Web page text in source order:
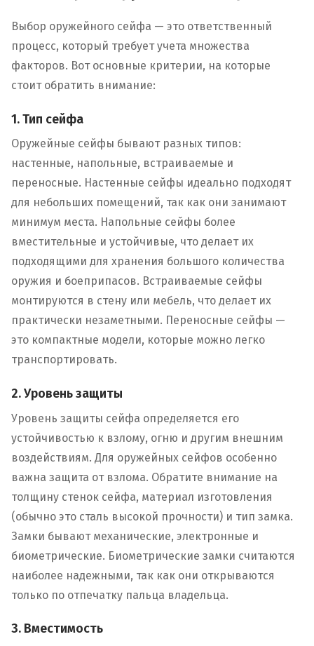
Выбор оружейного сейфа — это ответственный
процесс, который требует учета множества
факторов. Вот основные критерии, на которые
стоит обратить внимание:
1. Тип сейфа
Оружейные сейфы бывают разных типов:
настенные, напольные, встраиваемые и
переносные. Настенные сейфы идеально подходят
для небольших помещений, так как они занимают
минимум места. Напольные сейфы более
вместительные и устойчивые, что делает их
подходящими для хранения большого количества
оружия и боеприпасов. Встраиваемые сейфы
монтируются в стену или мебель, что делает их
практически незаметными. Переносные сейфы —
это компактные модели, которые можно легко
транспортировать.
2. Уровень защиты
Уровень защиты сейфа определяется его
устойчивостью к взлому, огню и другим внешним
воздействиям. Для оружейных сейфов особенно
важна защита от взлома. Обратите внимание на
толщину стенок сейфа, материал изготовления
(обычно это сталь высокой прочности) и тип замка.
Замки бывают механические, электронные и
биометрические. Биометрические замки считаются
наиболее надежными, так как они открываются
только по отпечатку пальца владельца.
3. Вместимость